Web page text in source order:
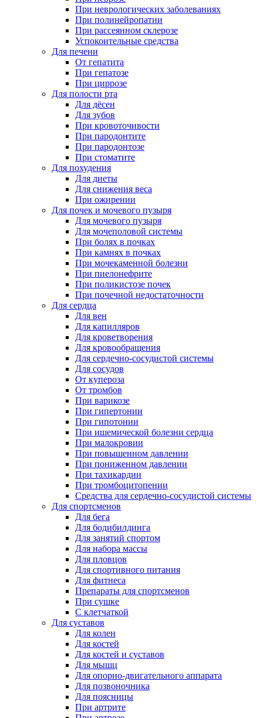
При неврологических заболеваниях
При полинейропатии
При рассеянном склерозе
Успокоительные средства
Для печени
От гепатита
При гепатозе
При циррозе
Для полости рта
Для дёсен
Для зубов
При кровоточивости
При пародонтите
При пародонтозе
При стоматите
Для похудения
Для диеты
Для снижения веса
При ожирении
Для почек и мочевого пузыря
Для мочевого пузыря
Для мочеполовой системы
При болях в почках
При камнях в почках
При мочекаменной болезни
При пиелонефрите
При поликистозе почек
При почечной недостаточности
Для сердца
Для вен
Для капилляров
Для кроветворения
Для кровообращения
Для сердечно-сосудистой системы
Для сосудов
От купероза
От тромбов
При варикозе
При гипертонии
При гипотонии
При ишемической болезни сердца
При малокровии
При повышенном давлении
При пониженном давлении
При тахикардии
При тромбоцитопении
Средства для сердечно-сосудистой системы
Для спортсменов
Для бега
Для бодибилдинга
Для занятий спортом
Для набора массы
Для пловцов
Для спортивного питания
Для фитнеса
Препараты для спортсменов
При сушке
С клетчаткой
Для суставов
Для колен
Для костей
Для костей и суставов
Для мышц
Для опорно-двигательного аппарата
Для позвоночника
Для поясницы
При артрите